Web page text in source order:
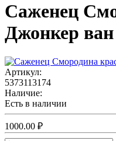
Саженец
Джонкер ван
Артикул:
5373113174
Наличие:
Есть в наличии
1000.00 ₽